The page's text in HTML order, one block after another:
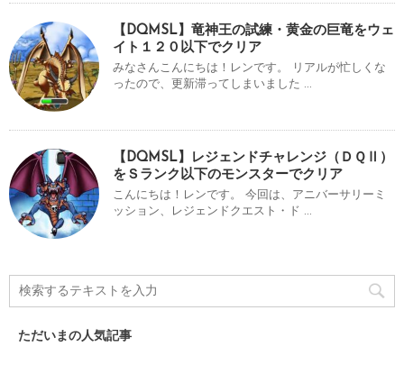
【DQMSL】竜神王の試練・黄金の巨竜をウェ
イト１２０以下でクリア
みなさんこんにちは！レンです。 リアルが忙しくな
ったので、更新滞ってしまいました ...
【DQMSL】レジェンドチャレンジ（ＤＱⅡ）
をＳランク以下のモンスターでクリア
こんにちは！レンです。 今回は、アニバーサリーミ
ッション、レジェンドクエスト・ド ...
ただいまの人気記事